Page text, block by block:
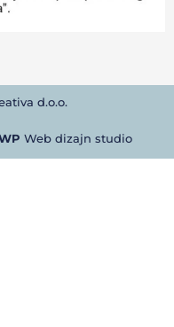
d.o.o.
Web dizajn studio